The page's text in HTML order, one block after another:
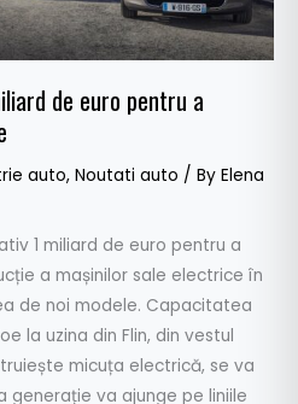
de euro pentru a
auto, Noutati auto / By Elena
1 miliard de euro pentru a
a mașinilor sale electrice în
de noi modele. Capacitatea
la uzina din Flin, din vestul
micuța electrică, se va
generație va ajunge pe liniile